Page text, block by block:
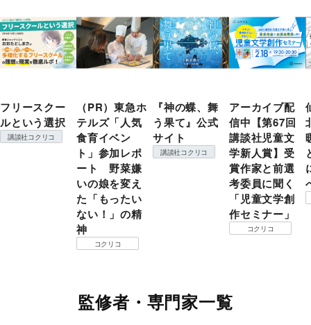
フリースクー
ルという選択
講談社コクリコ
（PR）東急ホ
テルズ「人気
食育イベン
ト」参加レポ
ート 野菜嫌
いの娘を変え
た「もったい
ない！」の精
神
コクリコ
『神の蝶、舞
う果て』公式
サイト
講談社コクリコ
アーカイブ配
信中【第67回
講談社児童文
学新人賞】受
賞作家と前選
考委員に聞く
「児童文学創
作セミナー」
コクリコ
監修者・専門家一覧